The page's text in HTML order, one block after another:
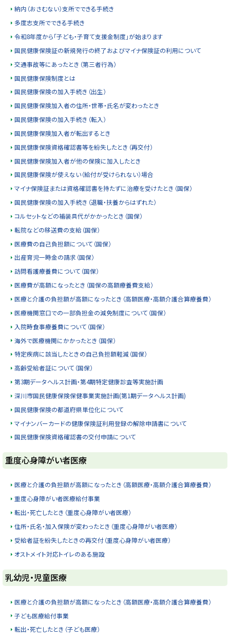
納内（おさむない）支所でできる手続き
多度志支所でできる手続き
令和8年度から「子ども・子育て支援金制度」が始まります
国民健康保険証の新規発行の終了およびマイナ保険証の利用について
交通事故等にあったとき（第三者行為）
国民健康保険制度とは
国民健康保険の加入手続き（出生）
国民健康保険加入者の住所・世帯・氏名が変わったとき
国民健康保険の加入手続き（転入）
国民健康保険加入者が転出するとき
国民健康保険資格確認書等を紛失したとき（再交付）
国民健康保険加入者が他の保険に加入したとき
国民健康保険が使えない（給付が受けられない）場合
マイナ保険証または資格確認書を持たずに治療を受けたとき（国保）
国民健康保険の加入手続き（退職・扶養からはずれた）
コルセットなどの補装具代がかかったとき（国保）
転院などの移送費の支給（国保）
医療費の自己負担額について（国保）
出産育児一時金の請求（国保）
訪問看護療養費について（国保）
医療費が高額になったとき（国保の高額療養費支給）
医療と介護の負担額が高額になったとき（高額医療・高額介護合算療養費）
医療機関窓口での一部負担金の減免制度について（国保）
入院時食事療養費について（国保）
海外で医療機関にかかったとき（国保）
特定疾病に該当したときの自己負担額軽減（国保）
高齢受給者証について（国保）
第3期データヘルス計画・第4期特定健康診査等実施計画
深川市国民健康保険保健事業実施計画(第1期データヘルス計画)
国民健康保険の都道府県単位化について
マイナンバーカードの健康保険証利用登録の解除申請書について
国民健康保険資格確認書の交付申請について
ト
ッ
プ
に
重度心身障がい者医療
医療と介護の負担額が高額になったとき（高額医療・高額介護合算療養費）
重度心身障がい者医療給付事業
転出・死亡したとき（重度心身障がい者医療）
住所・氏名・加入保険が変わったとき（重度心身障がい者医療）
受給者証を紛失したときの再交付（重度心身障がい者医療）
オストメイト対応トイレのある施設
ト
ッ
プ
に
乳幼児・児童医療
医療と介護の負担額が高額になったとき（高額医療・高額介護合算療養費）
子ども医療給付事業
転出・死亡したとき（子ども医療）